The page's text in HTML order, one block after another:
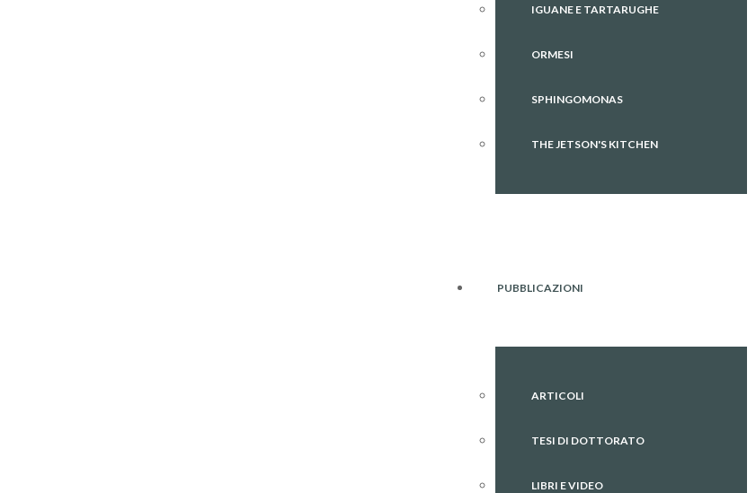
IGUANE E TARTARUGHE
ORMESI
SPHINGOMONAS
THE JETSON'S KITCHEN
PUBBLICAZIONI
ARTICOLI
TESI DI DOTTORATO
LIBRI E VIDEO